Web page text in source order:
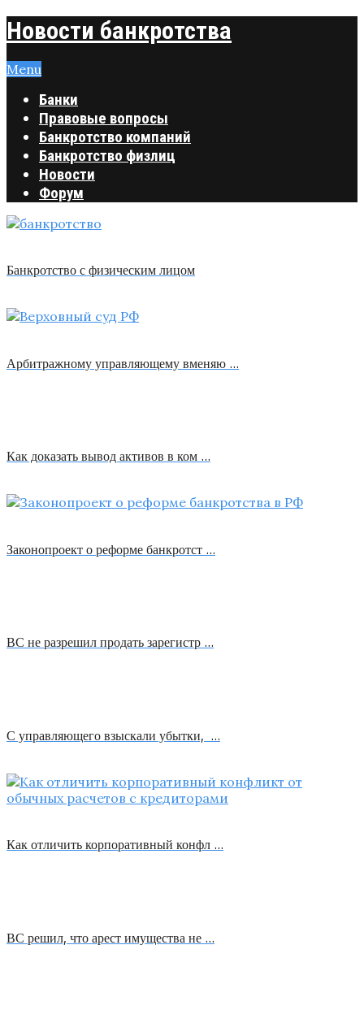
Новости банкротства
Menu
Банки
Правовые вопросы
Банкротство компаний
Банкротство физлиц
Новости
Форум
Банкротство с физическим лицом
Арбитражному управляющему вменяю …
Как доказать вывод активов в ком …
Законопроект о реформе банкротст …
ВС не разрешил продать зарегистр …
С управляющего взыскали убытки, …
Как отличить корпоративный конфл …
ВС решил, что арест имущества не …